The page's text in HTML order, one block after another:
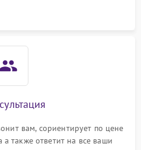
1000 ₽
1000 ₽
вам, сориентирует по цене
также ответит на все ваши